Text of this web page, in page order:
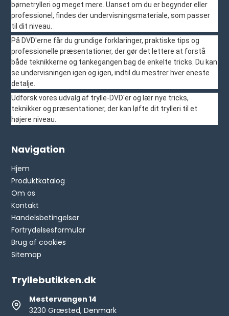
børnetrylleri og meget mere. Uanset om du er begynder eller
professionel, findes der undervisningsmateriale, som passer
til dit niveau.
På DVD'erne får du grundige forklaringer, praktiske tips og
professionelle præsentationer, der gør det lettere at forstå
både teknikkerne og tankegangen bag de enkelte tricks. Du kan
se undervisningen igen og igen, indtil du mestrer hver eneste
detalje.
Udforsk vores udvalg af trylle-DVD'er og lær nye tricks,
teknikker og præsentationer, der kan løfte dit trylleri til et
højere niveau.
Navigation
Hjem
Produktkatalog
Om os
Kontakt
Handelsbetingelser
Fortrydelsesformular
Brug af cookies
Sitemap
Tryllebutikken.dk
Mestervangen 14
3230 Græsted, Denmark